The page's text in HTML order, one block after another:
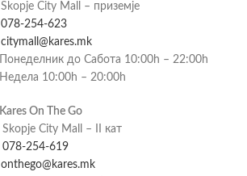
Skopje City Mall – приземје
078-254-623
citymall@kares.mk
Понеделник до Сабота 10:00h – 22:00h
Недела 10:00h – 20:00h
Kares On The Go
Skopje City Mall – II кат
078-254-619
onthego@kares.mk